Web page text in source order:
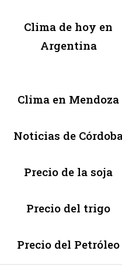
Clima de hoy en
Argentina
Clima en Mendoza
Noticias de
Precio de la soja
Precio del trigo
Precio del Petróleo